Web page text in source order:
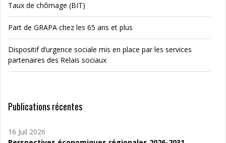
Taux de chômage (BIT)
Part de GRAPA chez les 65 ans et plus
Dispositif d’urgence sociale mis en place par les services
partenaires des Relais sociaux
Publications récentes
16 Juil 2026